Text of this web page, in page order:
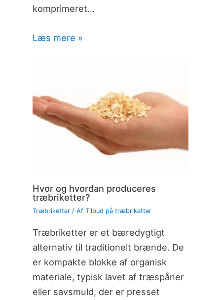
komprimeret…
Læs mere »
Hvor og hvordan produceres
træbriketter?
Træbriketter/ Af Tilbud på træbriketter
Træbriketter er et bæredygtigt
alternativ til traditionelt brænde. De
er kompakte blokke af organisk
materiale, typisk lavet af træspåner
eller savsmuld, der er presset